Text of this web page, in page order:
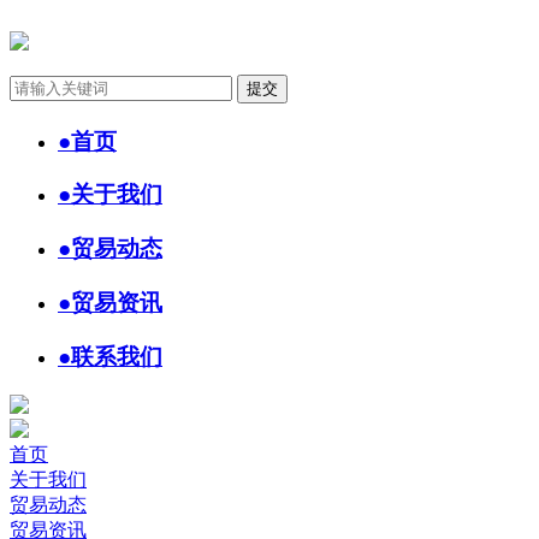
●首页
●关于我们
●贸易动态
●贸易资讯
●联系我们
首页
关于我们
贸易动态
贸易资讯